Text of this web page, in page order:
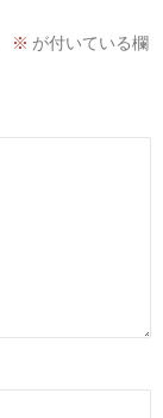
※ が付いている欄